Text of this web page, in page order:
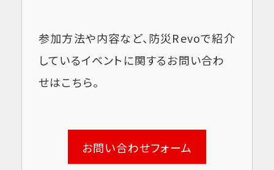
参加方法や内容など、防災Revoで紹介
しているイベントに関するお問い合わ
せはこちら。
お問い合わせフォーム